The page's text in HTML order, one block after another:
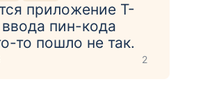
приложение Т-
пин-кода
то пошло не так.
2